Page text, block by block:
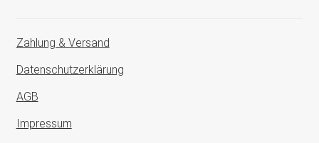
Zahlung & Versand
Datenschutzerklärung
AGB
Impressum